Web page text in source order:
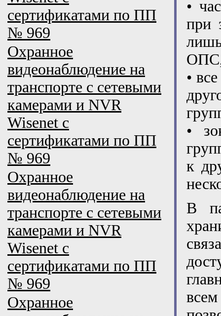
сертификатами по ПП
№ 969
Охранное
видеонаблюдение на
транспорте с сетевыми
камерами и NVR
Wisenet с
сертификатами по ПП
№ 969
Охранное
видеонаблюдение на
транспорте с сетевыми
камерами и NVR
Wisenet с
сертификатами по ПП
№ 969
Охранное
•
при
ОПС,
•
•
к
В